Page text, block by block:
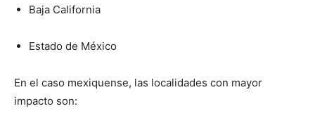
Baja California
Estado de México
En el caso mexiquense, las localidades con mayor
impacto son: